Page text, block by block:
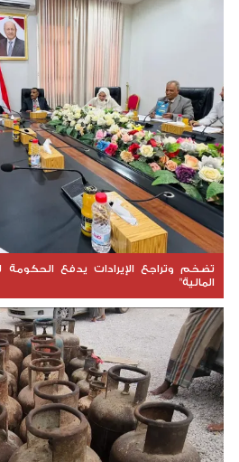
تضخم وتراجع الإيرادات يدفع
المالية"